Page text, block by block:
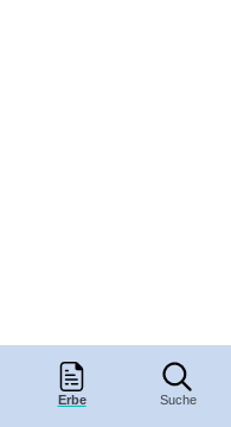
Erbe Suche